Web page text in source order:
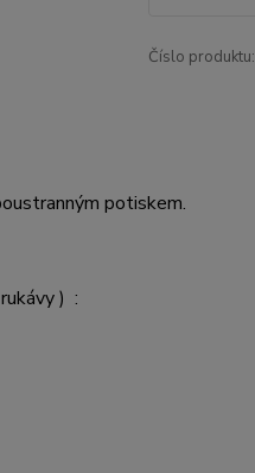
Číslo produktu:
potiskem.
) :